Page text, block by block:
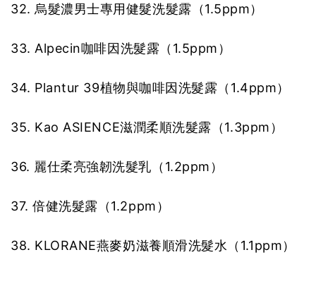
32. 烏髮濃男士專用健髮洗髮露（1.5ppm）
33. Alpecin咖啡因洗髮露（1.5ppm）
34. Plantur 39植物與咖啡因洗髮露（1.4ppm）
35. Kao ASIENCE滋潤柔順洗髮露（1.3ppm）
36. 麗仕柔亮強韌洗髮乳（1.2ppm）
37. 倍健洗髮露（1.2ppm）
38. KLORANE燕麥奶滋養順滑洗髮水（1.1ppm）